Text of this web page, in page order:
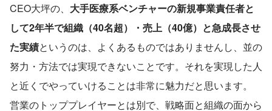
CEO大坪の、 大手医療系ベンチャーの新規事業責任者と
して2年半で組織（40名超）・売上（40億）と急成長させ
た実績というのは、よくあるものではありませんし、並の
努力・方法では実現できないことです。それを実現した人
と近くでやっていけることは非常に魅力だと思います。
営業のトッププレイヤーとは別で、戦略面と組織の面から